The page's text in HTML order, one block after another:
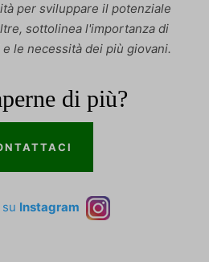
per sviluppare il potenziale
sottolinea l'importanza di
le necessità dei più giovani.
di più?
Instagram